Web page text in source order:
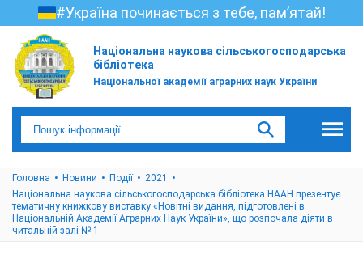
#Україна починається з тебе, пам’ятай!
Національна наукова сільськогосподарська
бібліотека
Національної академії аграрних наук України
Головна Новини Події
2021
Національна наукова сільськогосподарська бібліотека НААН презентує
тематичну книжкову виставку «Новітні видання, підготовлені в
Національній Академії Аграрних Наук України», що розпочала діяти в
читальній залі № 1.